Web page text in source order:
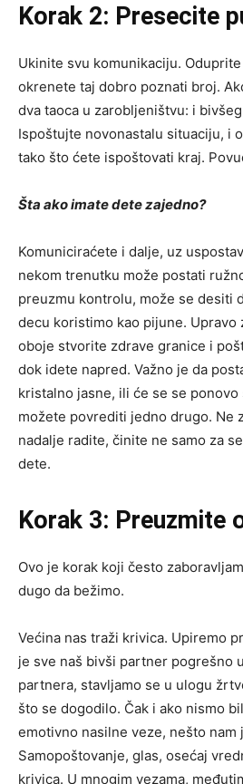
Korak 2: Presecite
Ukinite svu komunikaciju.
okrenete taj dobro poznati broj.
dva taoca u zarobljeništvu: i
Ispoštujte novonastalu situaciju, i
tako što ćete ispoštovati kraj.
Šta ako imate dete zajedno?
Komuniciraćete i dalje, uz
nekom trenutku može postati
preuzmu kontrolu, može se desiti
decu koristimo kao pijune. Upravo
oboje stvorite zdrave granice i
dok idete napred. Važno je da
kristalno jasne, ili će se se
možete povrediti jedno drugo. Ne
nadalje radite, činite ne samo za
dete.
Korak 3: Preuzmite
Ovo je korak koji često
dugo da bežimo.
Većina nas traži krivica. Upiremo
je sve naš bivši partner pogrešno
partnera, stavljamo se u ulogu
što se dogodilo. Čak i ako nismo
emotivno nasilne veze, nešto nam
Samopoštovanje, glas, osećaj
krivica. U mnogim vezama,